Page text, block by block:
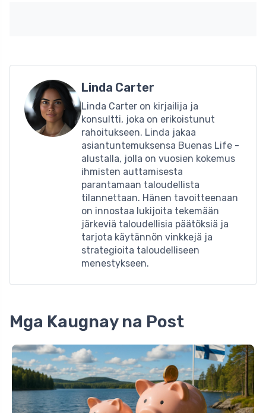
Linda Carter
Linda Carter on kirjailija ja
konsultti, joka on erikoistunut
rahoitukseen. Linda jakaa
asiantuntemuksensa Buenas Life -
alustalla, jolla on vuosien kokemus
ihmisten auttamisesta
parantamaan taloudellista
tilannettaan. Hänen tavoitteenaan
on innostaa lukijoita tekemään
järkeviä taloudellisia päätöksiä ja
tarjota käytännön vinkkejä ja
strategioita taloudelliseen
menestykseen.
Mga Kaugnay na Post